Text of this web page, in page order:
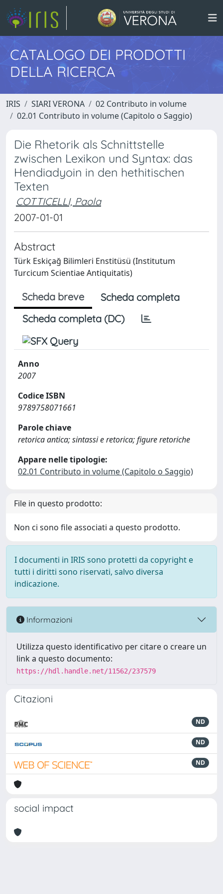
CATALOGO DEI PRODOTTI
DELLA RICERCA
IRIS SIARI VERONA
02 Contributo in volume
02.01 Contributo in volume (Capitolo o Saggio)
Die Rhetorik als Schnittstelle
zwischen Lexikon und Syntax: das
Hendiadyoin in den hethitischen
Texten
COTTICELLI, Paola
2007-01-01
Abstract
Türk Eskiçağ Bilimleri Enstitüsü (Institutum
Turcicum Scientiae Antiquitatis)
Scheda breve
Scheda completa
Scheda completa (DC)
Anno
2007
Codice ISBN
9789758071661
Parole chiave
retorica antica; sintassi e retorica; figure retoriche
Appare nelle tipologie:
02.01 Contributo in volume (Capitolo o Saggio)
File in questo prodotto:
Non ci sono file associati a questo prodotto.
I documenti in IRIS sono protetti da copyright e
tutti i diritti sono riservati, salvo diversa
indicazione.
Informazioni
Utilizza questo identificativo per citare o creare un
link a questo documento:
https://hdl.handle.net/11562/237579
Citazioni
ND
ND
ND
social impact